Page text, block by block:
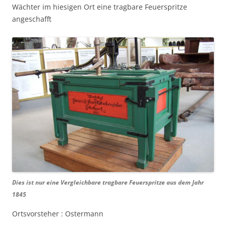
Wächter im hiesigen Ort eine tragbare Feuerspritze
angeschafft
Dies ist nur eine Vergleichbare tragbare Feuerspritze aus dem Jahr
1845
Ortsvorsteher : Ostermann